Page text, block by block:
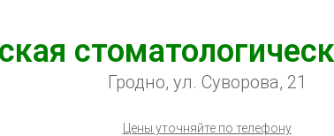
Гродно, ул. Суворова, 21
Цены уточняйте по телефону